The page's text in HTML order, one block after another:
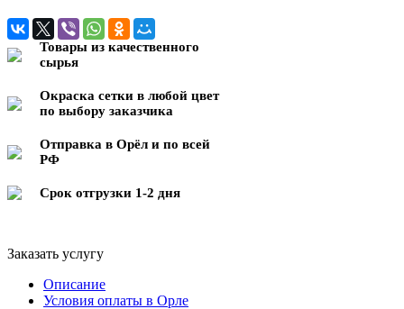
Товары из качественного
сырья
Окраска сетки в любой цвет
по выбору заказчика
Отправка в Орёл и по всей
РФ
Срок отгрузки 1-2 дня
Заказать услугу
Описание
Условия оплаты в Орле